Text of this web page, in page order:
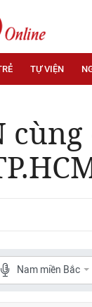
TỰ VIỆN
Nam miền Bắc